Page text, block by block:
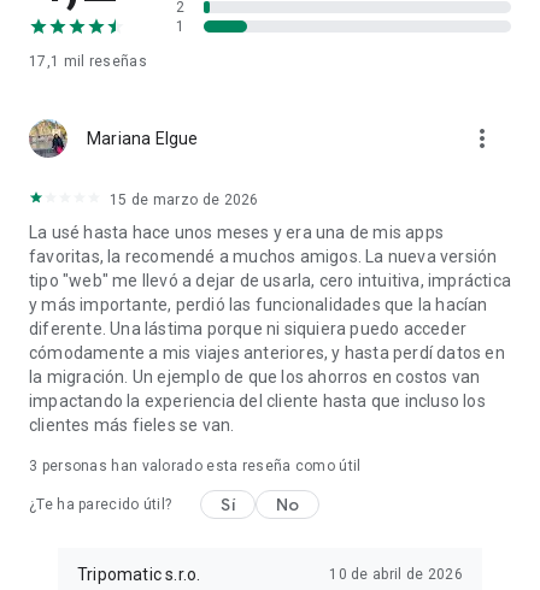
https://maps.tripomatic.com
TRIPOMATIC PREMIUM
de Tripomatic, incluida la planificación de viajes con IA en
todos los dispositivos iniciados con la misma cuenta.
funciones premium.
Suscríbete y paga a través de tu cuenta de Google Play.
Después de que termine tu prueba gratuita, el pago se
cargará a tu cuenta de Google Play al confirmar la compra. Tu
suscripción se renovará automáticamente a menos que se
cancele al menos 24 horas antes del final del período actual.
Se te cobrará por la renovación dentro de las 24 horas
anteriores al final del período actual. Puedes cancelar tu
prueba gratuita en cualquier momento antes de que termine
para evitar cargos. Administra suscripciones y desactiva la
renovación automática después de la compra yendo a la
página 'Administrar suscripción' en la configuración de
Tripomatic.
Consulta más información en https://tripomatic.com
17,1 mil reseñas
2
1
Mariana Elgue more_vert
15 de marzo de 2026
La usé hasta hace unos meses y era una de mis apps
favoritas, la recomendé a muchos amigos. La nueva versión
tipo "web" me llevó a dejar de usarla, cero intuitiva, impráctica
y más importante, perdió las funcionalidades que la hacían
diferente. Una lástima porque ni siquiera puedo acceder
cómodamente a mis viajes anteriores, y hasta perdí datos en
la migración. Un ejemplo de que los ahorros en costos van
impactando la experiencia del cliente hasta que incluso los
clientes más fieles se van.
3 personas han valorado esta reseña como útil
¿Te ha parecido útil? Sí No
Tripomatic s.r.o. 10 de abril de 2026